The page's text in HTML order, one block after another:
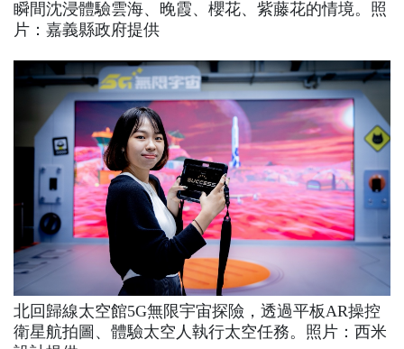
瞬間沈浸體驗雲海、晚霞、櫻花、紫藤花的情境。照
片：嘉義縣政府提供
北回歸線太空館5G無限宇宙探險，透過平板AR操控
衛星航拍圖、體驗太空人執行太空任務。照片：西米